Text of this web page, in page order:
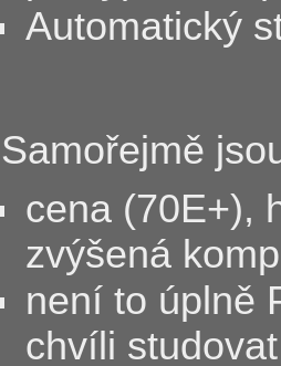
Automatický
Samořejmě
cena (70E+),
zvýšená
není to úplně
chvíli studovat